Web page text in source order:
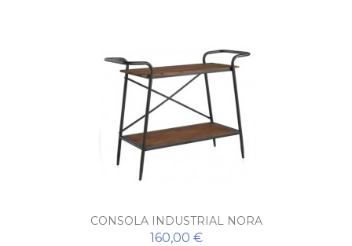
CONSOLA INDUSTRIAL NORA
160,00 €